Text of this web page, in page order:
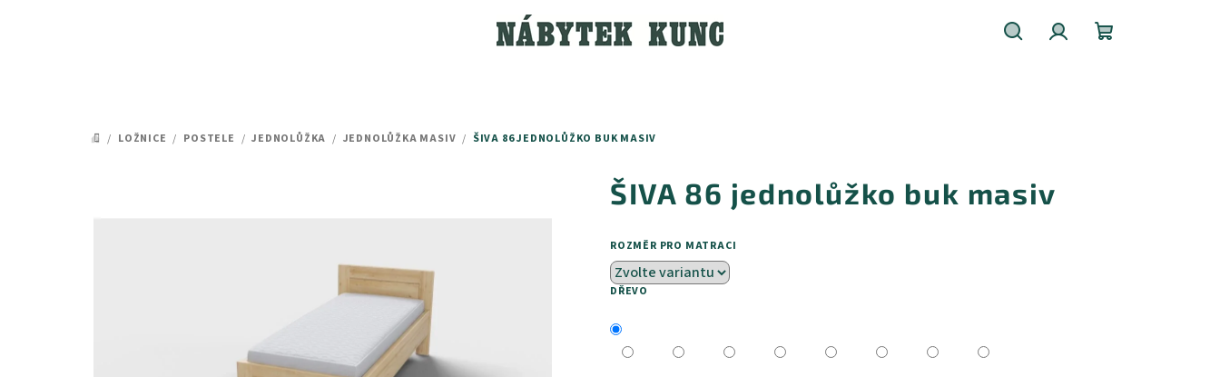
DOMŮ
/ LOŽNICE / POSTELE / JEDNOLŮŽKA / JEDNOLŮŽKA MASIV / ŠIVA 86 JEDNOLŮŽKO BUK MASIV
ŠIVA 86 jednolůžko buk masiv
ROZMĚR PRO MATRACI
DŘEVO